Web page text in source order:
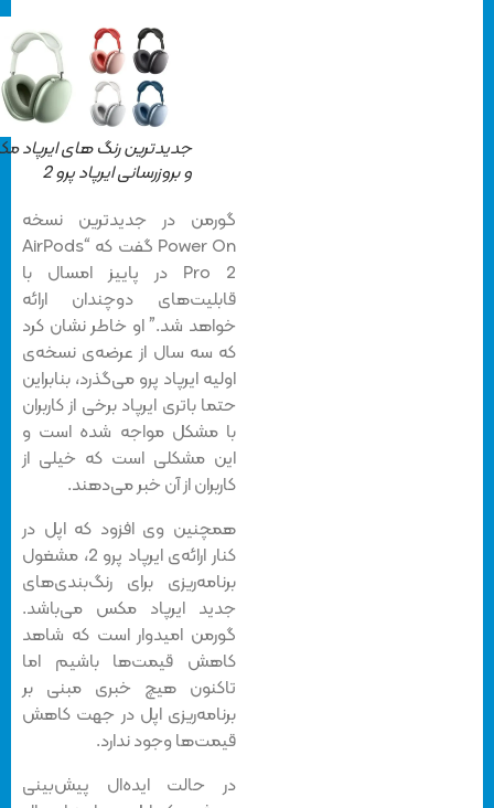
جدیدترین رنگ های ایرپاد مکس
و بروزرسانی ایرپاد پرو 2
گورمن در جدیدترین نسخه
Power On گفت که “AirPods
Pro 2 در پاییز امسال با
قابلیت‌های دوچندان ارائه
خواهد شد.” او خاطر نشان کرد
که سه سال از عرضه‌ی نسخه‌ی
اولیه ایرپاد پرو می‌گذرد، بنابراین
حتما باتری ایرپاد برخی از کاربران
با مشکل مواجه شده است و
این مشکلی است که خیلی از
کاربران از آن خبر می‌دهند.
همچنین وی افزود که اپل در
کنار ارائه‌ی ایرپاد پرو 2، مشغول
برنامه‌ریزی برای رنگ‌بندی‌های
جدید ایرپاد مکس می‌باشد.
گورمن امیدوار است که شاهد
کاهش قیمت‌ها باشیم اما
تاکنون هیچ خبری مبنی بر
برنامه‌ریزی اپل در جهت کاهش
قیمت‌ها وجود ندارد.
در حالت ایده‌ال پیش‌بینی